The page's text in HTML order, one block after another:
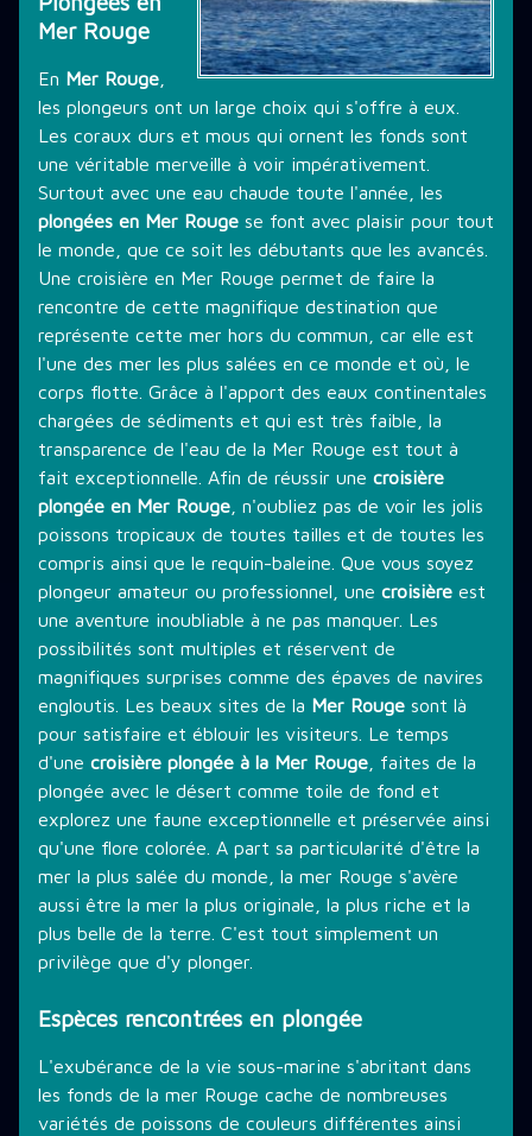
THÉMATIQUE DE PLONGÉE
LES PROMOTIONS
STAGE PLONGÉE
INFORMATIONS PRATIQUES
CONTACT
Mer Rouge
En Mer Rouge
les plongeurs ont un large choix qui s'offre à eux.
Les coraux durs et mous qui ornent les fonds sont
une véritable merveille à voir impérativement.
Surtout avec une eau chaude toute l'année, les
plongées en Mer Rouge se font avec plaisir pour tout
le monde, que ce soit les débutants que les avancés.
Une croisière en Mer Rouge permet de faire la
rencontre de cette magnifique destination que
représente cette mer hors du commun, car elle est
l'une des mer les plus salées en ce monde et où, le
corps flotte. Grâce à l'apport des eaux continentales
chargées de sédiments et qui est très faible, la
transparence de l'eau de la Mer Rouge est tout à
fait exceptionnelle. Afin de réussir une croisière
plongée en Mer Rouge , n'oubliez pas de voir les jolis
poissons tropicaux de toutes tailles et de toutes les
compris ainsi que le requin-baleine. Que vous soyez
plongeur amateur ou professionnel, une croisière est
une aventure inoubliable à ne pas manquer. Les
possibilités sont multiples et réservent de
magnifiques surprises comme des épaves de navires
engloutis. Les beaux sites de la Mer Rouge sont là
pour satisfaire et éblouir les visiteurs. Le temps
d'une croisière plongée à la Mer Rouge , faites de la
plongée avec le désert comme toile de fond et
explorez une faune exceptionnelle et préservée ainsi
qu'une flore colorée. A part sa particularité d'être la
mer la plus salée du monde, la mer Rouge s'avère
aussi être la mer la plus originale, la plus riche et la
plus belle de la terre. C'est tout simplement un
privilège que d'y plonger.
Espèces rencontrées en plongée
L'exubérance de la vie sous-marine s'abritant dans
les fonds de la mer Rouge cache de nombreuses
variétés de poissons de couleurs différentes ainsi